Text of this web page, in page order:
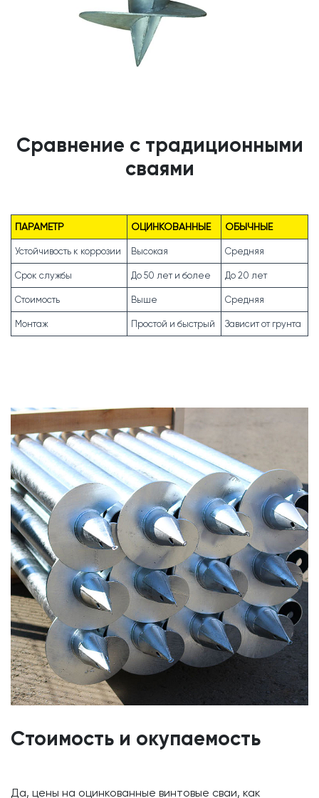
Сравнение с традиционными
сваями
ПАРАМЕТР ОЦИНКОВАННЫЕ ОБЫЧНЫЕ
Устойчивость к коррозии Высокая Средняя
Срок службы До 50 лет и более До 20 лет
Стоимость Выше Средняя
Монтаж Простой и быстрый Зависит от грунта
Стоимость и окупаемость
Да, цены на оцинкованные винтовые сваи, как